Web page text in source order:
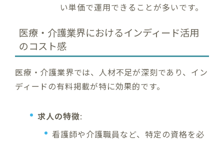
い単価で運用できることが多いです。
医療・介護業界におけるインディード活用
のコスト感
医療・介護業界では、人材不足が深刻であり、イン
ディードの有料掲載が特に効果的です。
求人の特徴:
看護師や介護職員など、特定の資格を必